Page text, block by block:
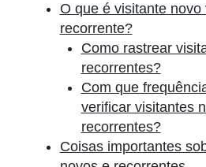
O que é visitante novo
recorrente?
Como rastrear
recorrentes?
Com que
verificar visitantes
recorrentes?
Coisas importantes